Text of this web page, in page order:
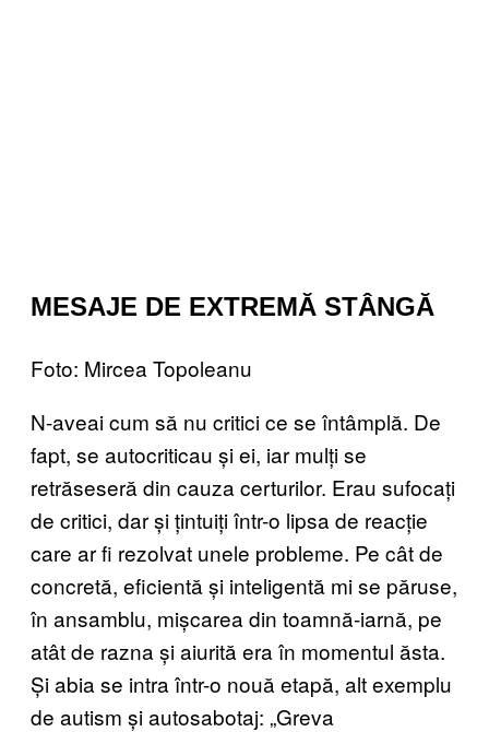
MESAJE DE EXTREMĂ STÂNGĂ
Foto: Mircea Topoleanu
N-aveai cum să nu critici ce se întâmplă. De
fapt, se autocriticau și ei, iar mulți se
retrăseseră din cauza certurilor. Erau sufocați
de critici, dar și țintuiți într-o lipsa de reacție
care ar fi rezolvat unele probleme. Pe cât de
concretă, eficientă și inteligentă mi se păruse,
în ansamblu, mișcarea din toamnă-iarnă, pe
atât de razna și aiurită era în momentul ăsta.
Și abia se intra într-o nouă etapă, alt exemplu
de autism și autosabotaj: „Greva